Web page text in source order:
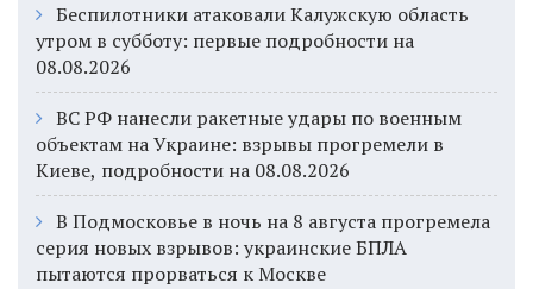
Беспилотники атаковали Калужскую область
утром в субботу: первые подробности на
08.08.2026
ВС РФ нанесли ракетные удары по военным
объектам на Украине: взрывы прогремели в
Киеве, подробности на 08.08.2026
В Подмосковье в ночь на 8 августа прогремела
серия новых взрывов: украинские БПЛА
пытаются прорваться к Москве